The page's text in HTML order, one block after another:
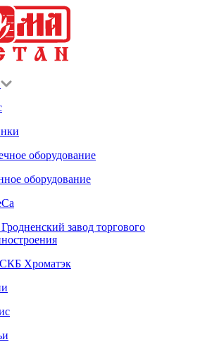
оборудование
оборудование
завод торгового
Хроматэк